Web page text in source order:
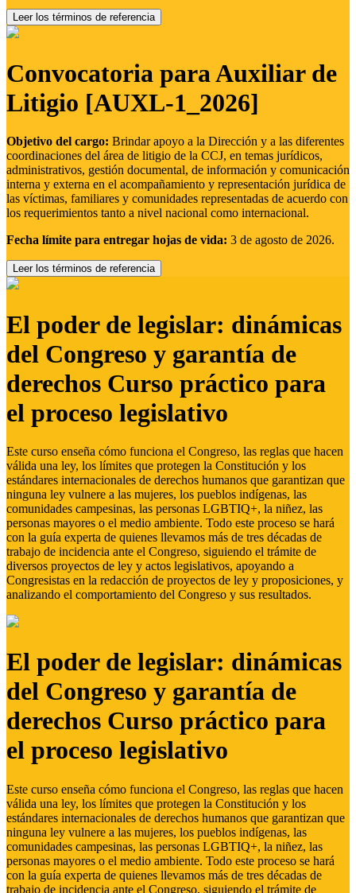
Leer los términos de referencia
Convocatoria para Auxiliar de
Litigio [AUXL-1_2026]
Objetivo del cargo: Brindar apoyo a la Dirección y a las diferentes
coordinaciones del área de litigio de la CCJ, en temas jurídicos,
administrativos, gestión documental, de información y comunicación
interna y externa en el acompañamiento y representación jurídica de
las víctimas, familiares y comunidades representadas de acuerdo con
los requerimientos tanto a nivel nacional como internacional.
Fecha límite para entregar hojas de vida: 3 de agosto de 2026.
Leer los términos de referencia
El poder de legislar: dinámicas
del Congreso y garantía de
derechos Curso práctico para
el proceso legislativo
Este curso enseña cómo funciona el Congreso, las reglas que hacen
válida una ley, los límites que protegen la Constitución y los
estándares internacionales de derechos humanos que garantizan que
ninguna ley vulnere a las mujeres, los pueblos indígenas, las
comunidades campesinas, las personas LGBTIQ+, la niñez, las
personas mayores o el medio ambiente. Todo este proceso se hará
con la guía experta de quienes llevamos más de tres décadas de
trabajo de incidencia ante el Congreso, siguiendo el trámite de
diversos proyectos de ley y actos legislativos, apoyando a
Congresistas en la redacción de proyectos de ley y proposiciones, y
analizando el comportamiento del Congreso y sus resultados.
El poder de legislar: dinámicas
del Congreso y garantía de
derechos Curso práctico para
el proceso legislativo
Este curso enseña cómo funciona el Congreso, las reglas que hacen
válida una ley, los límites que protegen la Constitución y los
estándares internacionales de derechos humanos que garantizan que
ninguna ley vulnere a las mujeres, los pueblos indígenas, las
comunidades campesinas, las personas LGBTIQ+, la niñez, las
personas mayores o el medio ambiente. Todo este proceso se hará
con la guía experta de quienes llevamos más de tres décadas de
trabajo de incidencia ante el Congreso, siguiendo el trámite de